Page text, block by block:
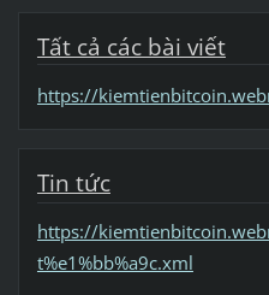
Tất cả các bài viết
https://
Tin tức
https://
t%e1%bb%a9c.xml